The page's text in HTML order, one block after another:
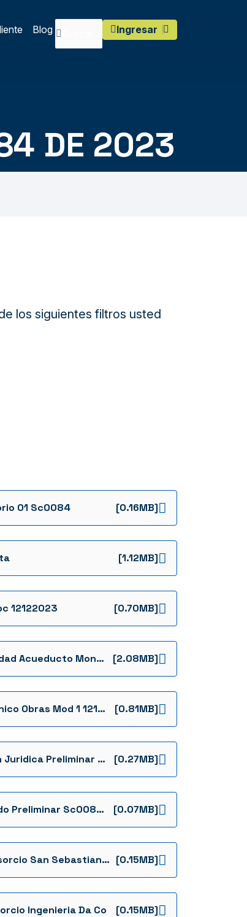
Blog Ingresar
DE 2023
los siguientes filtros usted
01 Sc0084 [0.16MB]
[1.12MB]
12122023 [0.70MB]
Disponibilidad Acueducto Monserrate [2.08MB]
Anexo Tecnico Obras Mod 1 12122023 [0.81MB]
Evaluacion Juridica Preliminar 084 De 2023 La Plata Ffie Invitacion Cerrada Ffie No 084 De 2023 Evaluacion Preliminar 0084 La Plata Extpdf [0.27MB]
Consolidado Preliminar Sc0084 19122023 Ffie Invitacion Cerrada Ffie No 084 De 2023 Evaluacion Preliminar 0084 La Plata [0.07MB]
P003 Consorcio San Sebastian 23 [0.15MB]
Ingenieria Da Co [0.15MB]